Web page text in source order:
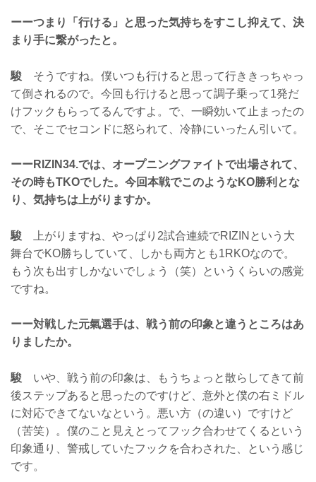
ーーつまり「行ける」と思った気持ちをすこし抑えて、決
まり手に繋がったと。
駿 そうですね。僕いつも行けると思って行ききっちゃっ
て倒されるので。今回も行けると思って調子乗って1発だ
けフックもらってるんですよ。で、一瞬効いて止まったの
で、そこでセコンドに怒られて、冷静にいったん引いて。
ーーRIZIN34.では、オープニングファイトで出場されて、
その時もTKOでした。今回本戦でこのようなKO勝利とな
り、気持ちは上がりますか。
駿 上がりますね、やっぱり2試合連続でRIZINという大
舞台でKO勝ちしていて、しかも両方とも1RKOなので。
もう次も出すしかないでしょう（笑）というくらいの感覚
ですね。
ーー対戦した元氣選手は、戦う前の印象と違うところはあ
りましたか。
駿 いや、戦う前の印象は、もうちょっと散らしてきて前
後ステップあると思ったのですけど、意外と僕の右ミドル
に対応できてないなという。悪い方（の違い）ですけど
（苦笑）。僕のこと見えとってフック合わせてくるという
印象通り、警戒していたフックを合わされた、という感じ
です。